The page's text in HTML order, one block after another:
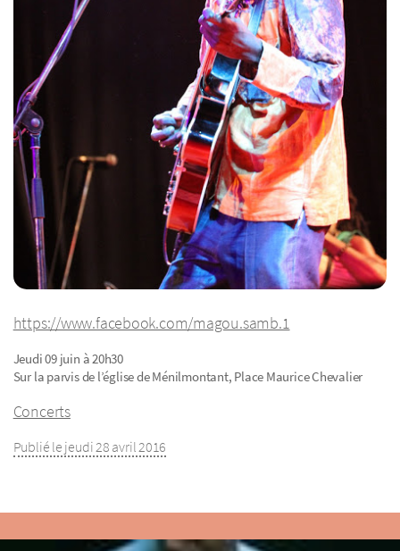
https://www.facebook.com/magou.samb.1
Jeudi 09 juin à 20h30
Sur la parvis de l’église de Ménilmontant, Place Maurice Chevalier
Concerts
Publié le jeudi 28 avril 2016